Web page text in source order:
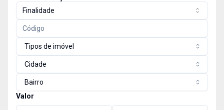
Finalidade
Tipos de imóvel
Cidade
Bairro
Valor